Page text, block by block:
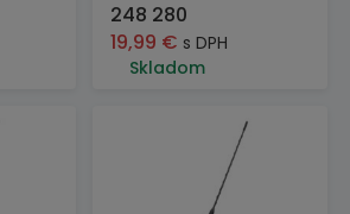
248 280
19,99 € s DPH
Skladom